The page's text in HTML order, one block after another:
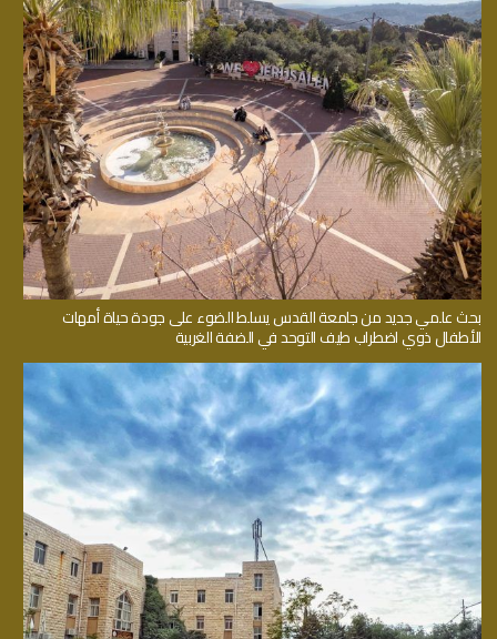
بحث علمي جديد من جامعة القدس يسلط الضوء على جودة حياة أمهات
الأطفال ذوي اضطراب طيف التوحد في الضفة الغربية